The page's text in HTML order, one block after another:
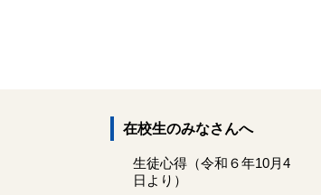
在校生のみなさんへ
生徒心得（令和６年10月4
日より）